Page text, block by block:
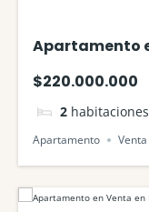
Apartamento
$220.000.000
2 habitaciones
Apartamento Venta